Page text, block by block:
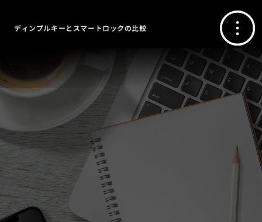
ディンプルキーとスマートロックの比較